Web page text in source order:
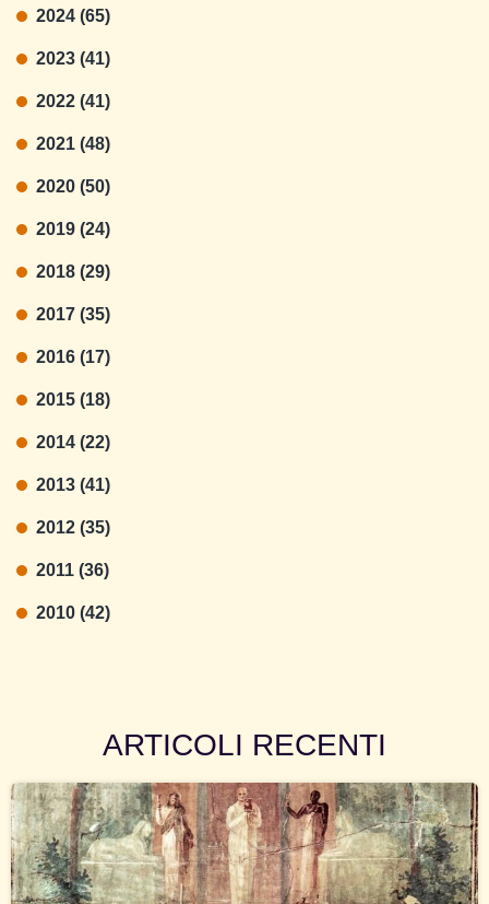
2024 (65)
2023 (41)
2022 (41)
2021 (48)
2020 (50)
2019 (24)
2018 (29)
2017 (35)
2016 (17)
2015 (18)
2014 (22)
2013 (41)
2012 (35)
2011 (36)
2010 (42)
ARTICOLI RECENTI